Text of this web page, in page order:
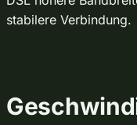
stabilere Verbindung.